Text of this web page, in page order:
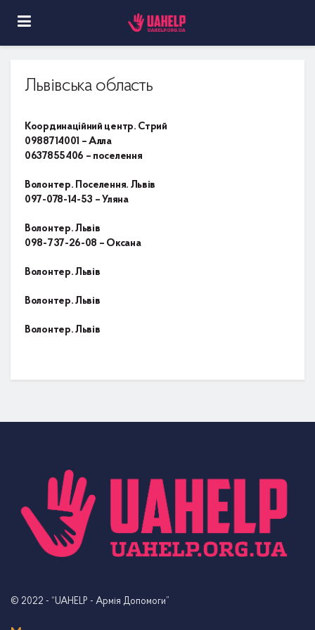
Львівська область
Координаційний центр. Стрий
0988714001 – Алла
0637855406 – поселення
Волонтер. Поселення. Львів
097-078-14-53 – Уляна
Волонтер. Львів
098-737-26-08 – Оксана
Волонтер. Львів
Волонтер. Львів
Волонтер. Львів
© 2022 - “UAHELP - Армія Допомоги”